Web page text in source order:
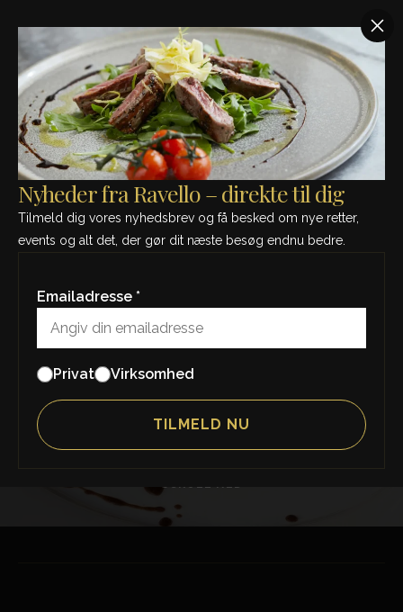
FORSIDE / MENU A LA CARTE
A La Carte
Vi har et bredt menukort, som spænder fra friske
kødretter. Gode råvarer, tid og indsats er hjertestammen
i vores menu.
BOOK ONLINE
SCROLL NED
Nyheder fra Ravello – direkte til dig
Tilmeld dig vores nyhedsbrev og få besked om nye retter,
events og alt det, der gør dit næste besøg endnu bedre.
Emailadresse *
Privat Virksomhed